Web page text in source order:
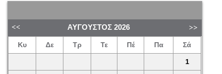
ΑΎΓΟΥΣΤΟΣ 2026
Κυ Δε Τρ Τε Πέ Πα Σά
1